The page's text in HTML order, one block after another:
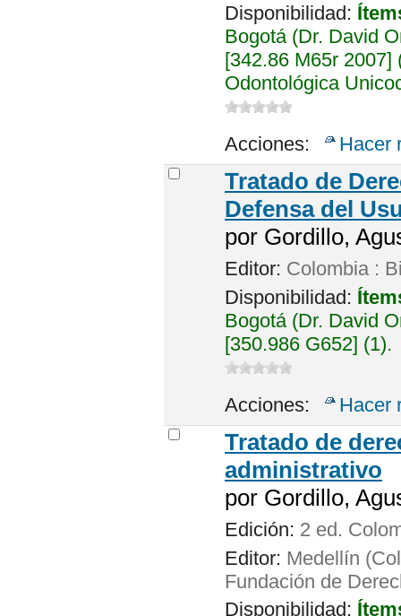
Disponibilidad:
Bogotá (Dr. David
[342.86 M65r
Odontológica
Acciones: Hacer
Tratado de
Defensa del
por Gordillo,
Editor: Colombia :
Disponibilidad:
Bogotá (Dr. David
[350.986 G652] (1).
Acciones: Hacer
Tratado de
administrativo
por Gordillo,
Edición: 2 ed.
Editor: Medellín
Fundación de
Disponibilidad: